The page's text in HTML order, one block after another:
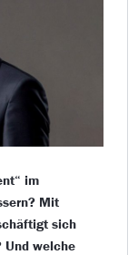
im
Mit
sich
Und welche